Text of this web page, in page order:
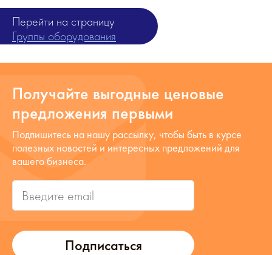
Перейти на страницу
Группы оборудования
Получайте выгодные ценовые
предложения первыми
Подписаться
Подпишитесь на нашу рассылку, чтобы быть в курсе
полезных новостей и интересных предложений для
вашего бизнеса.